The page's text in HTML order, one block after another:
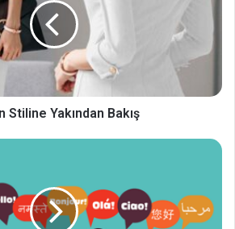
Stiline Yakından Bakış